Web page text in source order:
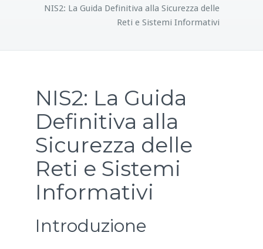
NIS2: La Guida Definitiva alla Sicurezza delle
Reti e Sistemi Informativi
NIS2: La Guida
Definitiva alla
Sicurezza delle
Reti e Sistemi
Informativi
Introduzione